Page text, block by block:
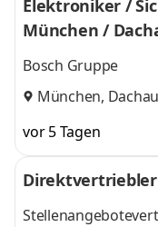
Elektroniker /
München /
Bosch Gruppe
München, Dachau
vor 5 Tagen